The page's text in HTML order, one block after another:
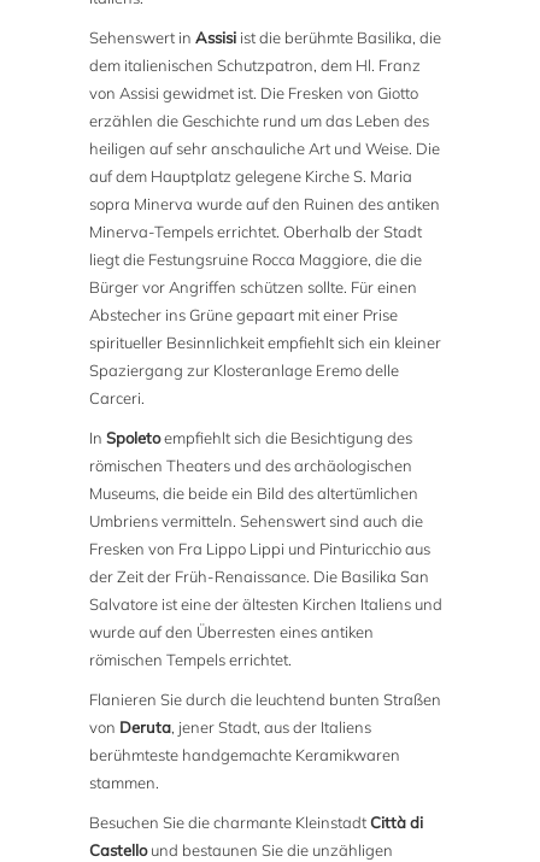
Sehenswert inAssisi ist die berühmte Basilika, die
dem italienischen Schutzpatron, dem Hl. Franz
von Assisi gewidmet ist. Die Fresken von Giotto
erzählen die Geschichte rund um das Leben des
heiligen auf sehr anschauliche Art und Weise. Die
auf dem Hauptplatz gelegene Kirche S. Maria
sopra Minerva wurde auf den Ruinen des antiken
Minerva-Tempels errichtet. Oberhalb der Stadt
liegt die Festungsruine Rocca Maggiore, die die
Bürger vor Angriffen schützen sollte. Für einen
Abstecher ins Grüne gepaart mit einer Prise
spiritueller Besinnlichkeit empfiehlt sich ein kleiner
Spaziergang zur Klosteranlage Eremo delle
Carceri.
InSpoletoempfiehlt sich die Besichtigung des
römischen Theaters und des archäologischen
Museums, die beide ein Bild des altertümlichen
Umbriens vermitteln. Sehenswert sind auch die
Fresken von Fra Lippo Lippi und Pinturicchio aus
der Zeit der Früh-Renaissance. Die Basilika San
Salvatore ist eine der ältesten Kirchen Italiens und
wurde auf den Überresten eines antiken
römischen Tempels errichtet.
Flanieren Sie durch die leuchtend bunten Straßen
von Deruta, jener Stadt, aus der Italiens
berühmteste handgemachte Keramikwaren
stammen.
Besuchen Sie die charmante KleinstadtCittà di
Castellound bestaunen Sie die unzähligen